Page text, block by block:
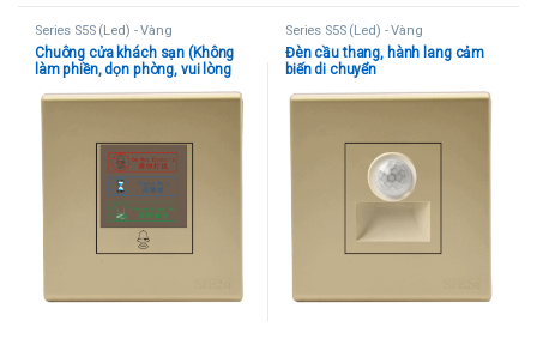
Series S5S (Led) - Vàng
Chuông cửa khách sạn (Không
làm phiền, dọn phòng, vui lòng
Series S5S (Led) - Vàng
Đèn cầu thang, hành lang cảm
biến di chuyển